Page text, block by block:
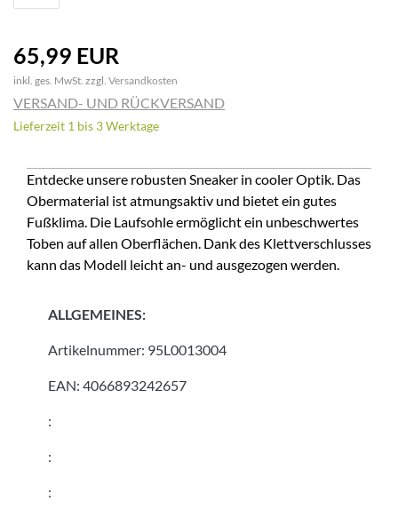
65,99 EUR
inkl. ges. MwSt. zzgl. Versandkosten
VERSAND- UND RÜCKVERSAND
Lieferzeit 1 bis 3 Werktage
Entdecke unsere robusten Sneaker in cooler Optik. Das
Obermaterial ist atmungsaktiv und bietet ein gutes
Fußklima. Die Laufsohle ermöglicht ein unbeschwertes
Toben auf allen Oberflächen. Dank des Klettverschlusses
kann das Modell leicht an- und ausgezogen werden.
ALLGEMEINES:
Artikelnummer: 95L0013004
EAN: 4066893242657
:
:
: